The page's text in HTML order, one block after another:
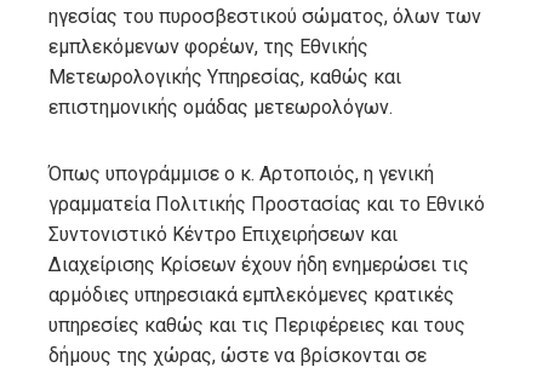
ηγεσίας του πυροσβεστικού σώματος, όλων των
εμπλεκόμενων φορέων, της Εθνικής
Μετεωρολογικής Υπηρεσίας, καθώς και
επιστημονικής ομάδας μετεωρολόγων.
Όπως υπογράμμισε ο κ. Αρτοποιός, η γενική
γραμματεία Πολιτικής Προστασίας και το Εθνικό
Συντονιστικό Κέντρο Επιχειρήσεων και
Διαχείρισης Κρίσεων έχουν ήδη ενημερώσει τις
αρμόδιες υπηρεσιακά εμπλεκόμενες κρατικές
υπηρεσίες καθώς και τις Περιφέρειες και τους
δήμους της χώρας, ώστε να βρίσκονται σε